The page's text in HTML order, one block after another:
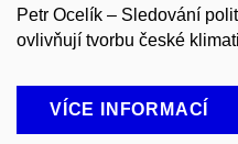
Petr Ocelík – Sledování
ovlivňují tvorbu české
VÍCE INFORMACÍ